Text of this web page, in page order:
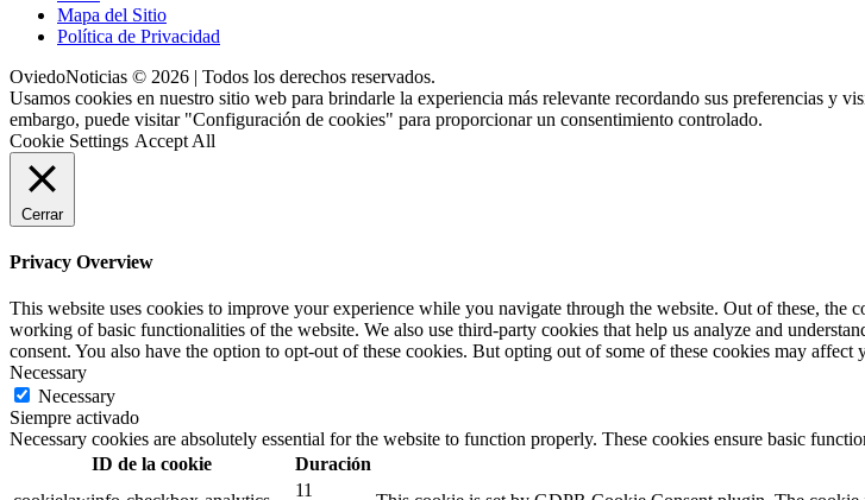
Mapa del Sitio
Política de Privacidad
OviedoNoticias © 2026 | Todos los derechos reservados.
Usamos cookies en nuestro sitio web para brindarle la experiencia más relevante recordando sus preferencias
embargo, puede visitar "Configuración de cookies" para proporcionar un consentimiento controlado.
Cookie Settings Accept All
Cerrar
Privacy Overview
This website uses cookies to improve your experience while you navigate through the website. Out of these, the
working of basic functionalities of the website. We also use third-party cookies that help us analyze and
consent. You also have the option to opt-out of these cookies. But opting out of some of these cookies may affect
Necessary
Necessary
Siempre activado
Necessary cookies are absolutely essential for the website to function properly. These cookies ensure basic
ID de la cookie
Duración
11